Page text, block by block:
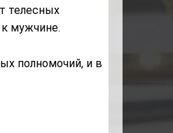
телесных
мужчине.
полномочий, и в